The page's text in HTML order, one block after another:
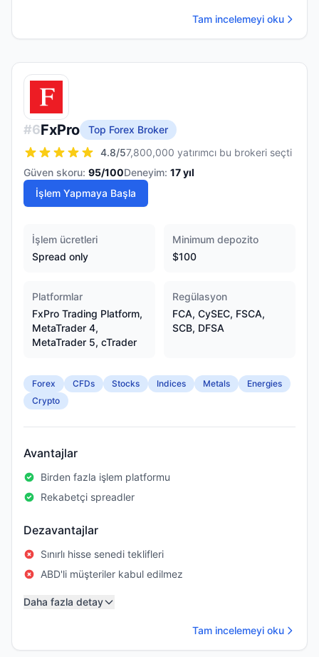
Tam incelemeyi oku
#6FxPro
Top Forex Broker
4.8/57,800,000 yatırımcı bu brokeri seçti
Güven skoru: 95/100Deneyim: 17yıl
İşlem Yapmaya Başla
İşlem ücretleri
Spread only
Minimum depozito
$100
Platformlar
FxPro Trading Platform,
MetaTrader 4,
MetaTrader 5, cTrader
Regülasyon
FCA, CySEC, FSCA,
SCB, DFSA
Forex CFDs Stocks Indices Metals
Energies
Crypto
Avantajlar
Birden fazla işlem platformu
Rekabetçi spreadler
Dezavantajlar
Sınırlı hisse senedi teklifleri
ABD'li müşteriler kabul edilmez
Daha fazla detay
Tam incelemeyi oku